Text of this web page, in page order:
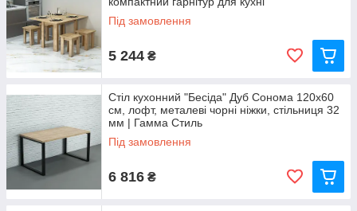
Під замовлення
5 244 ₴
Стіл кухонний "Бесіда" Дуб Сонома 120х60
см, лофт, металеві чорні ніжки, стільниця 32
мм | Гамма Стиль
Під замовлення
6 816 ₴